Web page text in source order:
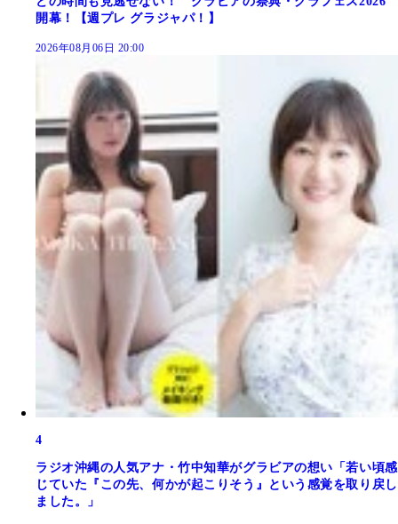
開幕！【週プレ グラジャパ！】
2026年08月06日 20:00
4
ラジオ沖縄の人気アナ・竹中知華がグラビアの想い「若い頃感
じていた『この先、何かが起こりそう』という感覚を取り戻し
ました。」